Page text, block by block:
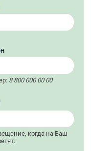
8 800 000 00 00
когда на Ваш